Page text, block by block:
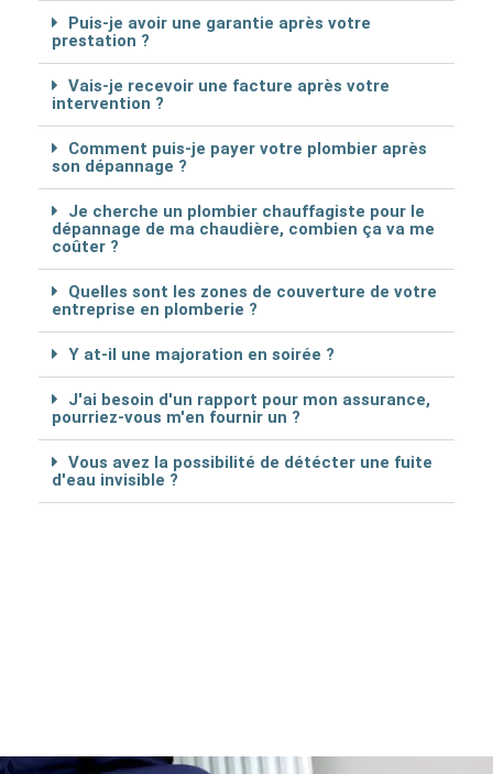
Puis-je avoir une garantie après votre
prestation ?
Vais-je recevoir une facture après votre
intervention ?
Comment puis-je payer votre plombier après
son dépannage ?
Je cherche un plombier chauffagiste pour le
dépannage de ma chaudière, combien ça va me
coûter ?
Quelles sont les zones de couverture de votre
entreprise en plomberie ?
Y at-il une majoration en soirée ?
J'ai besoin d'un rapport pour mon assurance,
pourriez-vous m'en fournir un ?
Vous avez la possibilité de détécter une fuite
d'eau invisible ?